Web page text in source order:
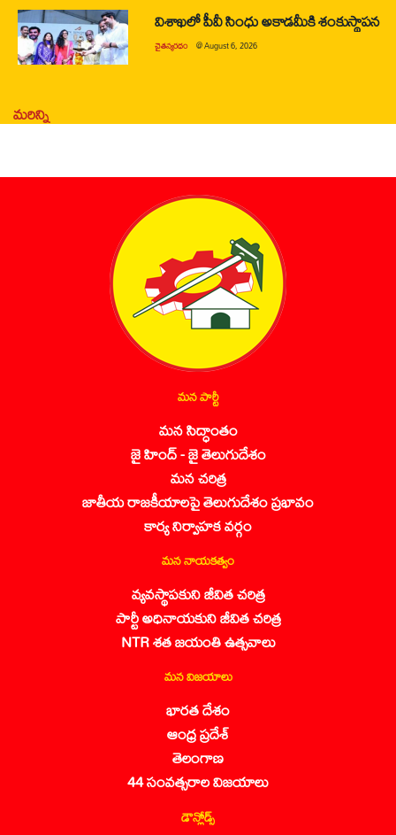
విశాఖలో పీవీ సింధు అకాడమీకి శంకుస్థాపన
చైతన్యరధం @August 6, 2026
మరిన్ని
మన పార్టీ
మన సిద్ధాంతం
జై హింద్ - జై తెలుగుదేశం
మన చరిత్ర
జాతీయ రాజకీయాలపై తెలుగుదేశం ప్రభావం
కార్య నిర్వాహక వర్గం
మన నాయకత్వం
వ్యవస్థాపకుని జీవిత చరిత్ర
పార్టీ అధినాయకుని జీవిత చరిత్ర
NTR శత జయంతి ఉత్సవాలు
మన విజయాలు
భారత దేశం
ఆంధ్ర ప్రదేశ్
తెలంగాణ
44 సంవత్సరాల విజయాలు
డౌన్లోడ్స్